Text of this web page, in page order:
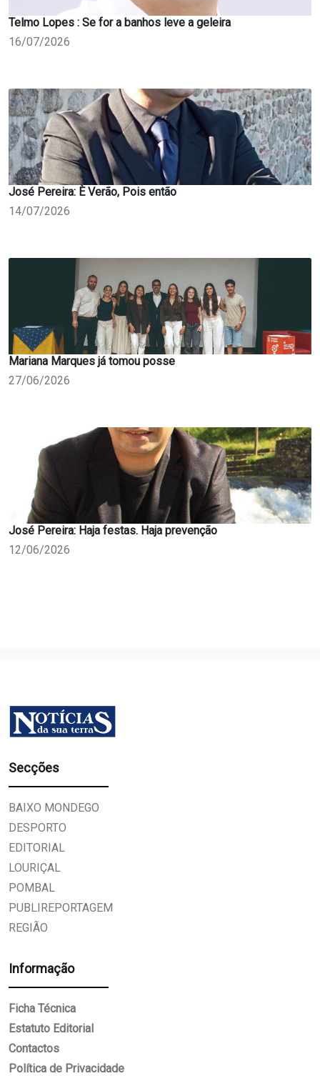
Telmo Lopes : Se for a banhos leve a geleira
16/07/2026
José Pereira: È Verão, Pois então
14/07/2026
Mariana Marques já tomou posse
27/06/2026
José Pereira: Haja festas. Haja prevenção
12/06/2026
Secções
BAIXO MONDEGO
DESPORTO
EDITORIAL
LOURIÇAL
POMBAL
PUBLIREPORTAGEM
REGIÃO
Informação
Ficha Técnica
Estatuto Editorial
Contactos
Política de Privacidade